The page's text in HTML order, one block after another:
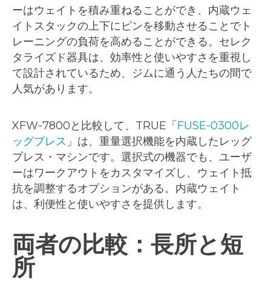
ーはウェイトを積み重ねることができ、内蔵ウェ
イトスタックの上下にピンを移動させることでト
レーニングの負荷を高めることができる。セレク
タライズド器具は、効率性と使いやすさを重視し
て設計されているため、ジムに通う人たちの間で
人気があります。
XFW-7800と比較して、TRUE「 FUSE-0300レ
ッグプレス 」は、重量選択機能を内蔵したレッグ
プレス・マシンです。選択式の機器でも、ユーザ
ーはワークアウトをカスタマイズし、ウェイト抵
抗を調整するオプションがある。内蔵ウェイト
は、利便性と使いやすさを提供します。
両者の比較：長所と短
所